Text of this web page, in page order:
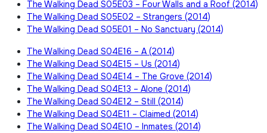
The Walking Dead S05E03 – Four Walls and a Roof (2014)
The Walking Dead S05E02 – Strangers (2014)
The Walking Dead S05E01 – No Sanctuary (2014)
The Walking Dead S04E16 – A (2014)
The Walking Dead S04E15 – Us (2014)
The Walking Dead S04E14 – The Grove (2014)
The Walking Dead S04E13 – Alone (2014)
The Walking Dead S04E12 – Still (2014)
The Walking Dead S04E11 – Claimed (2014)
The Walking Dead S04E10 – Inmates (2014)